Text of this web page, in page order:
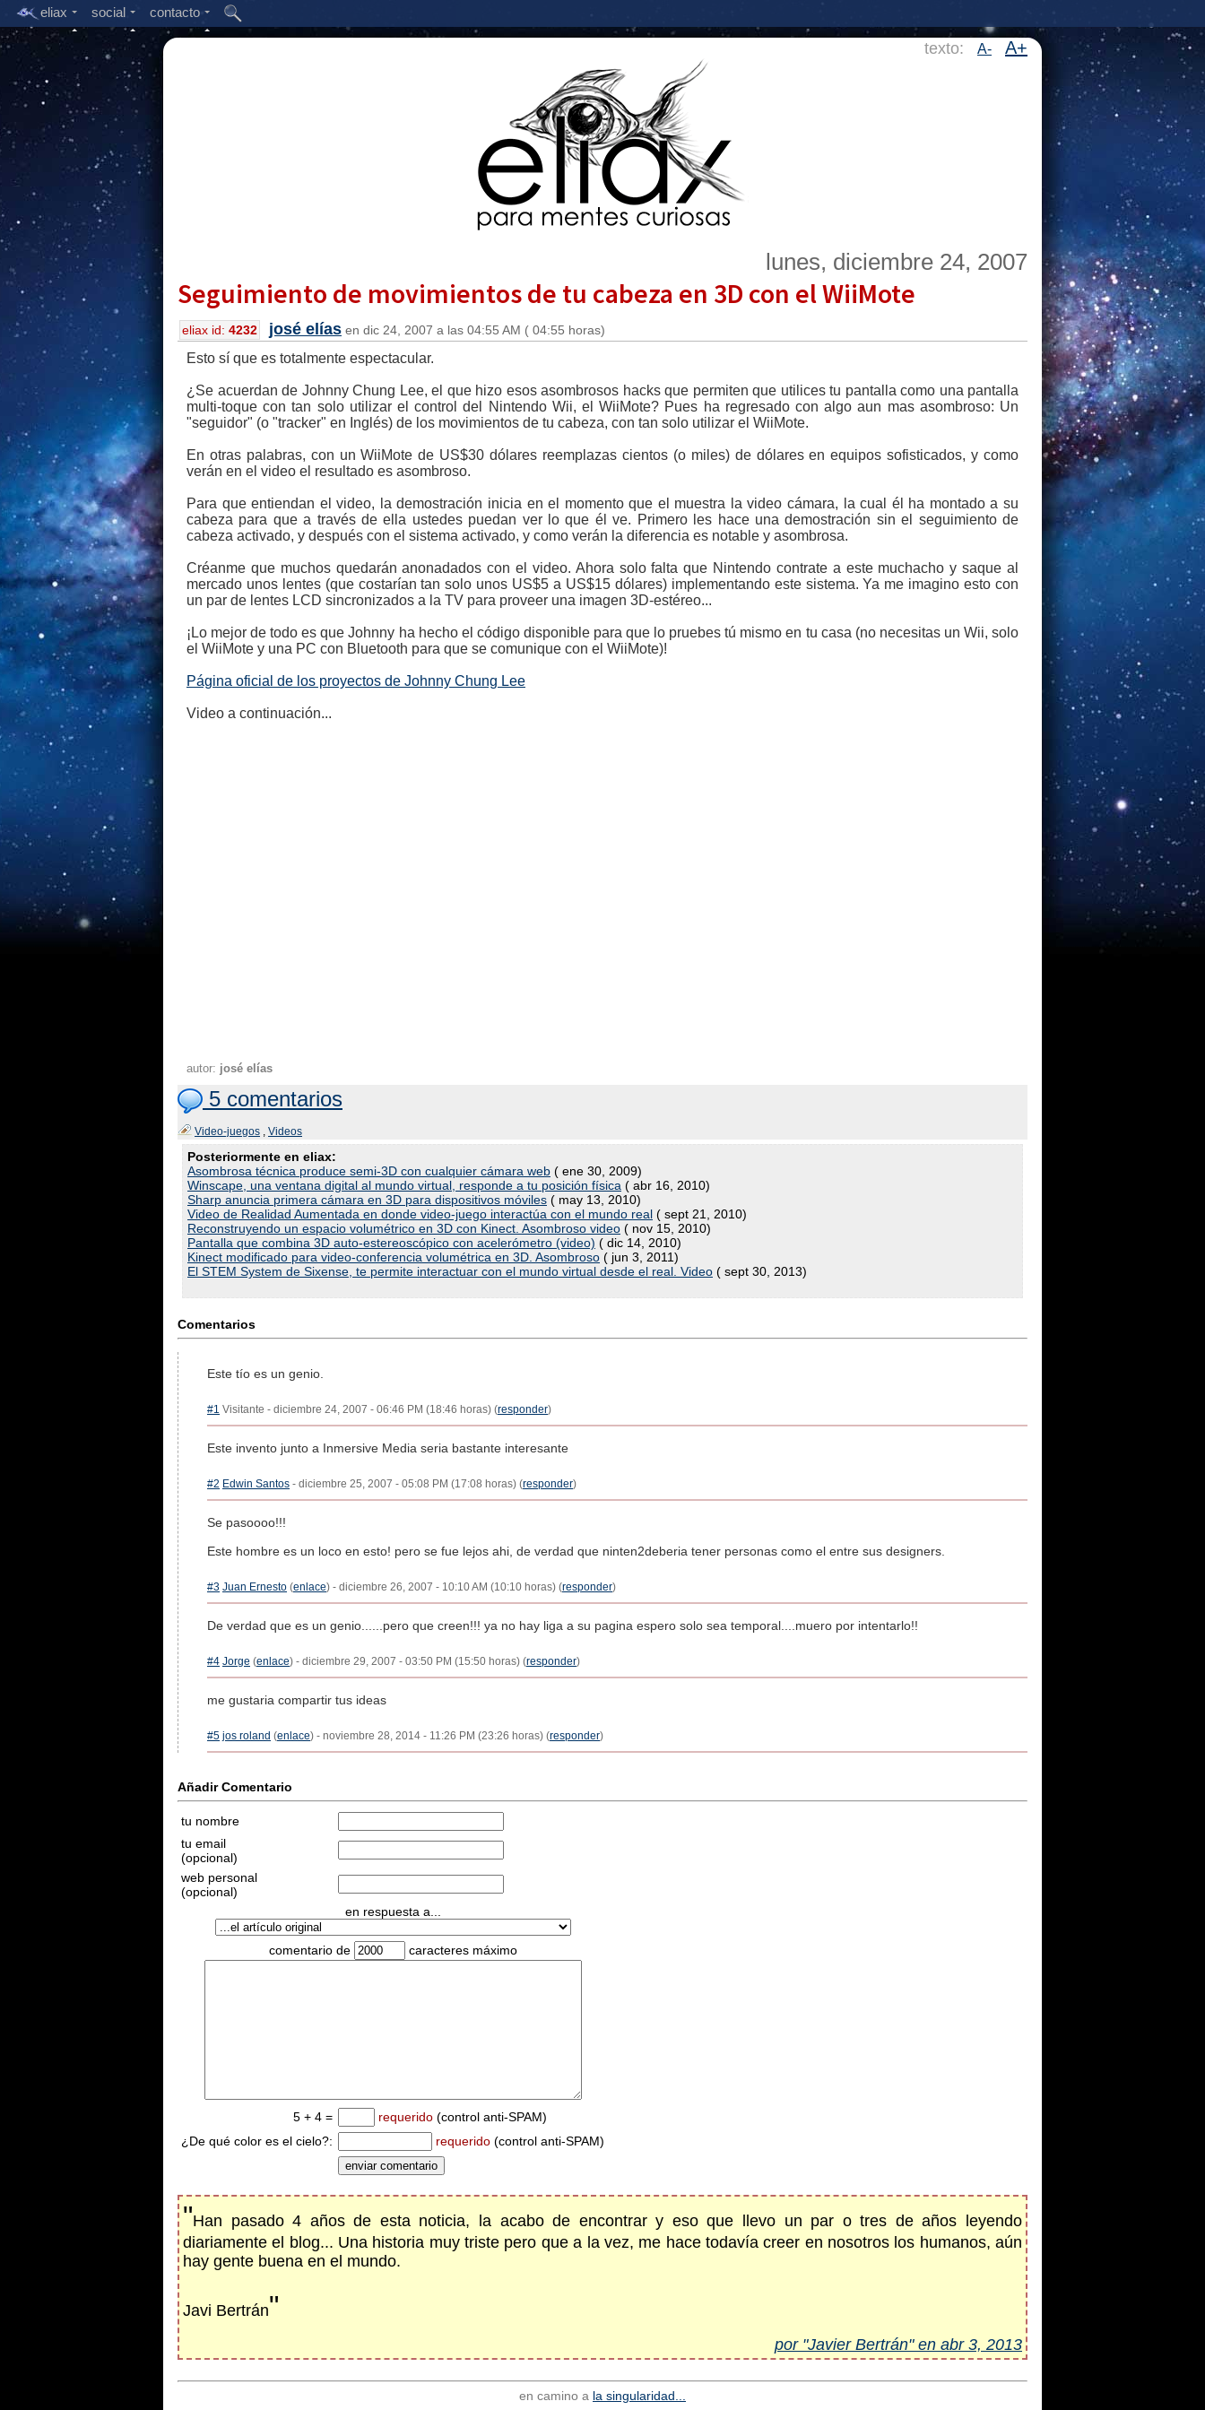
eliax social contacto
texto: A- A+
lunes, diciembre 24, 2007
Seguimiento de movimientos de tu cabeza en 3D con el WiiMote
eliax id: 4232 josé elías en dic 24, 2007 a las 04:55 AM ( 04:55 horas)
Esto sí que es totalmente espectacular.
¿Se acuerdan de Johnny Chung Lee, el que hizo esos asombrosos hacks que permiten que utilices tu pantalla como una pantalla
multi-toque con tan solo utilizar el control del Nintendo Wii, el WiiMote? Pues ha regresado con algo aun mas asombroso: Un
"seguidor" (o "tracker" en Inglés) de los movimientos de tu cabeza, con tan solo utilizar el WiiMote.
En otras palabras, con un WiiMote de US$30 dólares reemplazas cientos (o miles) de dólares en equipos sofisticados, y como
verán en el video el resultado es asombroso.
Para que entiendan el video, la demostración inicia en el momento que el muestra la video cámara, la cual él ha montado a su
cabeza para que a través de ella ustedes puedan ver lo que él ve. Primero les hace una demostración sin el seguimiento de
cabeza activado, y después con el sistema activado, y como verán la diferencia es notable y asombrosa.
Créanme que muchos quedarán anonadados con el video. Ahora solo falta que Nintendo contrate a este muchacho y saque al
mercado unos lentes (que costarían tan solo unos US$5 a US$15 dólares) implementando este sistema. Ya me imagino esto con
un par de lentes LCD sincronizados a la TV para proveer una imagen 3D-estéreo...
¡Lo mejor de todo es que Johnny ha hecho el código disponible para que lo pruebes tú mismo en tu casa (no necesitas un Wii, solo
el WiiMote y una PC con Bluetooth para que se comunique con el WiiMote)!
Página oficial de los proyectos de Johnny Chung Lee
Video a continuación...
autor: josé elías
5 comentarios
Video-juegos , Videos
Posteriormente en eliax:
Asombrosa técnica produce semi-3D con cualquier cámara web ( ene 30, 2009)
Winscape, una ventana digital al mundo virtual, responde a tu posición física ( abr 16, 2010)
Sharp anuncia primera cámara en 3D para dispositivos móviles ( may 13, 2010)
Video de Realidad Aumentada en donde video-juego interactúa con el mundo real ( sept 21, 2010)
Reconstruyendo un espacio volumétrico en 3D con Kinect. Asombroso video ( nov 15, 2010)
Pantalla que combina 3D auto-estereoscópico con acelerómetro (video) ( dic 14, 2010)
Kinect modificado para video-conferencia volumétrica en 3D. Asombroso ( jun 3, 2011)
El STEM System de Sixense, te permite interactuar con el mundo virtual desde el real. Video ( sept 30, 2013)
Comentarios
Este tío es un genio.
#1 Visitante - diciembre 24, 2007 - 06:46 PM (18:46 horas) (responder)
Este invento junto a Inmersive Media seria bastante interesante
#2 Edwin Santos - diciembre 25, 2007 - 05:08 PM (17:08 horas) (responder)
Se pasoooo!!!
Este hombre es un loco en esto! pero se fue lejos ahi, de verdad que ninten2deberia tener personas como el entre sus designers.
#3 Juan Ernesto (enlace) - diciembre 26, 2007 - 10:10 AM (10:10 horas) (responder)
De verdad que es un genio......pero que creen!!! ya no hay liga a su pagina espero solo sea temporal....muero por intentarlo!!
#4 Jorge (enlace) - diciembre 29, 2007 - 03:50 PM (15:50 horas) (responder)
me gustaria compartir tus ideas
#5 jos roland (enlace) - noviembre 28, 2014 - 11:26 PM (23:26 horas) (responder)
Añadir Comentario
tu nombre
tu email
(opcional)
web personal
(opcional)
en respuesta a...
comentario de caracteres máximo
5 + 4 = requerido (control anti-SPAM)
¿De qué color es el cielo?:
requerido (control anti-SPAM)
"Han pasado 4 años de esta noticia, la acabo de encontrar y eso que llevo un par o tres de años leyendo
diariamente el blog... Una historia muy triste pero que a la vez, me hace todavía creer en nosotros los humanos, aún
hay gente buena en el mundo.
Javi Bertrán"
por "Javier Bertrán" en abr 3, 2013
en camino a la singularidad...